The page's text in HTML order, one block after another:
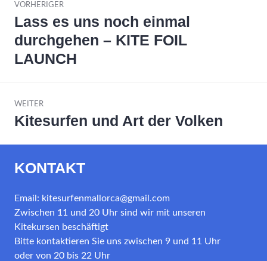
Navigation
VORHERIGER
Vorheriger
Beitrag:
Lass es uns noch einmal
durchgehen – KITE FOIL
LAUNCH
WEITER
Nächster
Kitesurfen und Art der Volken
KONTAKT
Email: kitesurfenmallorca@gmail.com
Zwischen 11 und 20 Uhr sind wir mit unseren
Kitekursen beschäftigt
Bitte kontaktieren Sie uns zwischen 9 und 11 Uhr
oder von 20 bis 22 Uhr